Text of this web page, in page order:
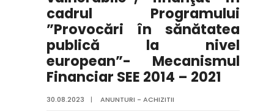
cadrul Programului
”Provocări în sănătatea
publică la nivel
european”- Mecanismul
Financiar SEE 2014 – 2021
30.08.2023 | ANUNTURI - ACHIZITII